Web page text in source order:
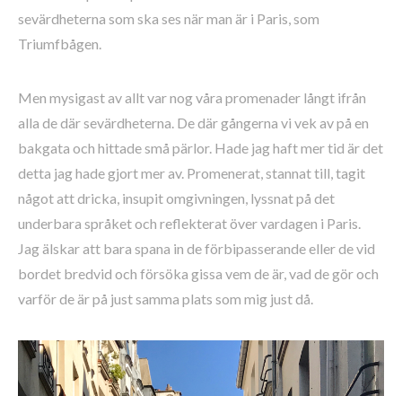
sevärdheterna som ska ses när man är i Paris, som
Triumfbågen.
Men mysigast av allt var nog våra promenader långt ifrån
alla de där sevärdheterna. De där gångerna vi vek av på en
bakgata och hittade små pärlor. Hade jag haft mer tid är det
detta jag hade gjort mer av. Promenerat, stannat till, tagit
något att dricka, insupit omgivningen, lyssnat på det
underbara språket och reflekterat över vardagen i Paris.
Jag älskar att bara spana in de förbipasserande eller de vid
bordet bredvid och försöka gissa vem de är, vad de gör och
varför de är på just samma plats som mig just då.